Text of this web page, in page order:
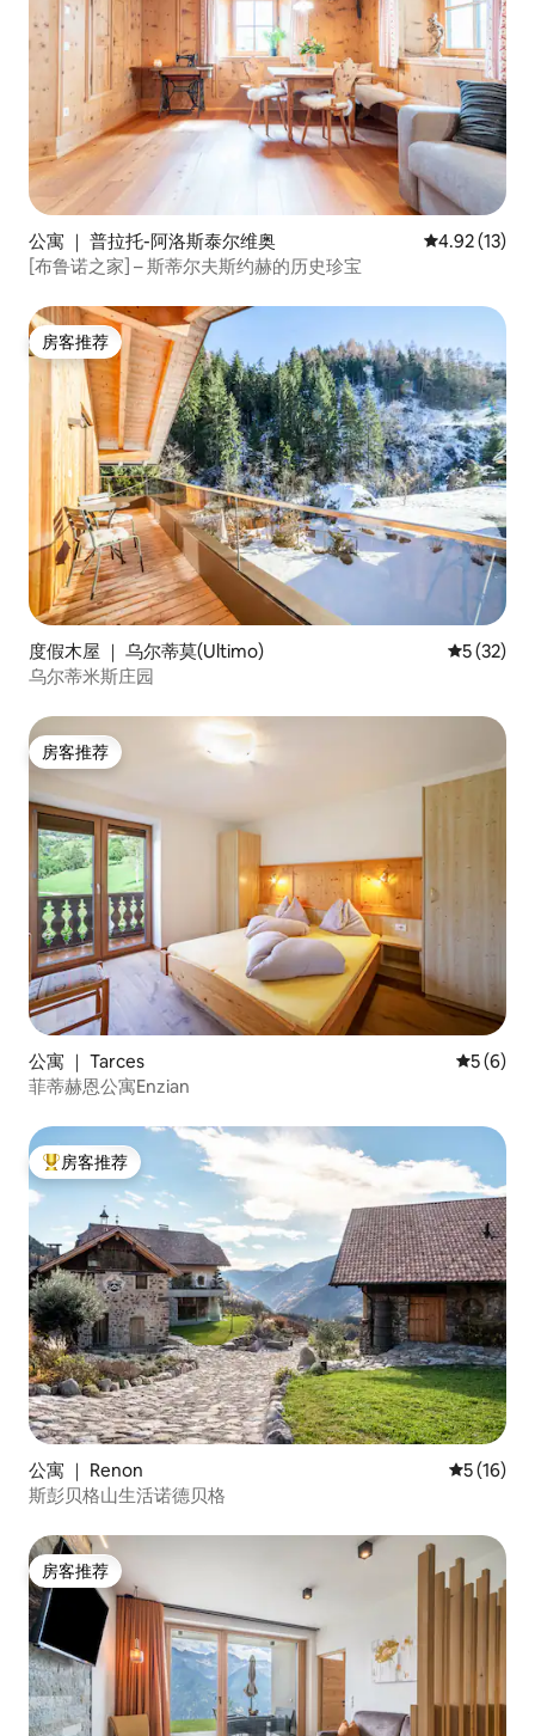
公寓 ｜ 普拉托-阿洛斯泰尔维奥 平均评分
4.92 (13)
[布鲁诺之家] – 斯蒂尔夫斯约赫的历史珍宝
房客推荐
房客推荐
度假木屋 ｜ 乌尔蒂莫(Ultimo) 平均评分
5 (32)
乌尔蒂米斯庄园
房客推荐
房客推荐
公寓 ｜ Tarces 平均评分
5 (6)
菲蒂赫恩公寓Enzian
热门「房客推荐」
房客推荐
公寓 ｜ Renon 平均评分
5 (16)
斯彭贝格山生活诺德贝格
房客推荐
房客推荐